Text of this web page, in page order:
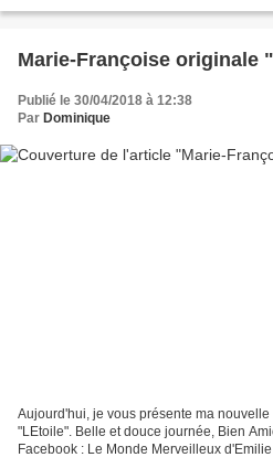
Marie-Françoise originale
Publié le 30/04/2018 à 12:38
Par Dominique
Aujourd'hui, je vous présente ma
"LEtoile". Belle et douce journée, Bien
Facebook : Le Monde Merveilleux d'Emilie